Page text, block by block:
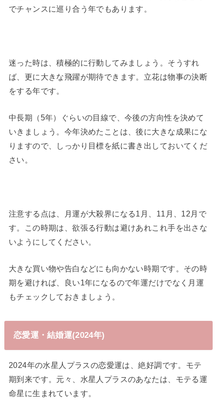
でチャンスに巡り合う年でもあります。
迷った時は、積極的に行動してみましょう。そうすれ
ば、更に大きな飛躍が期待できます。立花は物事の決断
をする年です。
中長期（5年）ぐらいの目線で、今後の方向性を決めて
いきましょう。今年決めたことは、後に大きな成果にな
りますので、しっかり目標を紙に書き出しておいてくだ
さい。
注意する点は、月運が大殺界になる1月、11月、12月で
す。この時期は、欲張る行動は避けあれこれ手を出さな
いようにしてください。
大きな買い物や告白などにも向かない時期です。その時
期を避ければ、良い1年になるので年運だけでなく月運
もチェックしておきましょう。
恋愛運・結婚運(2024年)
2024年の水星人プラスの恋愛運は、絶好調です。モテ
期到来です。元々、水星人プラスのあなたは、モテる運
命星に生まれています。